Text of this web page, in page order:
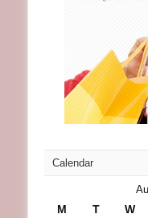
Calendar
M T W